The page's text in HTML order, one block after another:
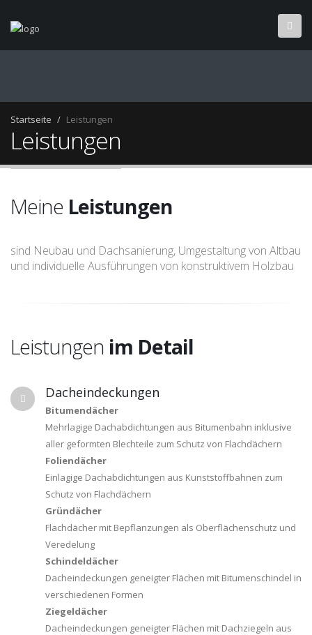
Startseite Leistungen
Leistungen
Meine Leistungen
sind Neubau und Dachsanierung, Umgestaltung von Altbau
und individuelle Ausführungen von konstruktivem Holzbau
Leistungen im Detail
Dacheindeckungen
Bitumendächer
Mehrlagige Dachabdichtungen aus Bitumenbahn inklusive
aller geformten Blechteile zum Schutz von Flachdächern
Foliendächer
Einlagige Dachabdichtungen aus Kunststoffbahnen zum
Schutz von Flachdächern
Gründächer
Flachdächer mit Bepflanzungen als Oberflächenschutz und
Veredelung
Schindeldächer
Dacheindeckungen geneigter Flächen mit Bitumenschindel in
verschiedenen Formen
Ziegeldächer
Dacheindeckungen geneigter Flächen mit Dachziegeln aus